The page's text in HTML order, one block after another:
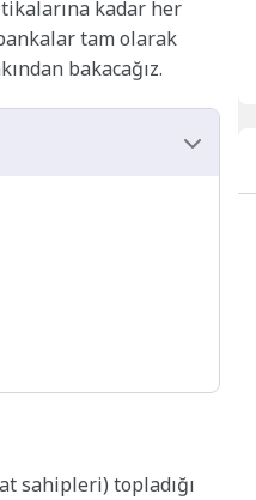
kadar her
tam olarak
bakacağız.
sahipleri) topladığı